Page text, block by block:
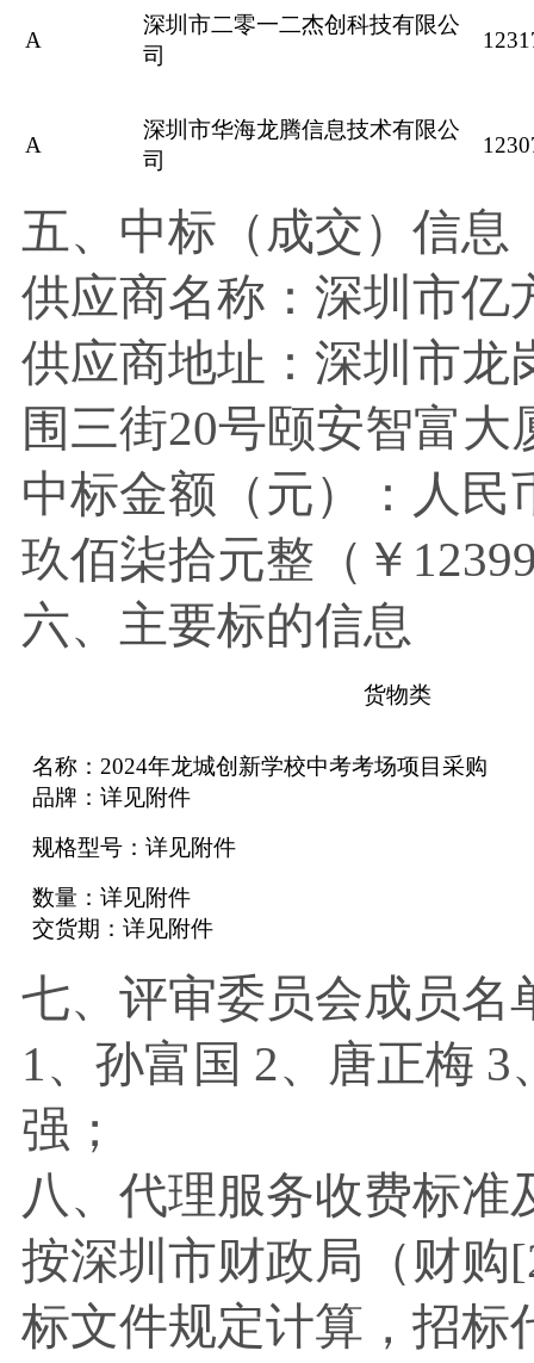
A
深圳市二零一二杰创科技有限公
司
A
深圳市华海龙腾信息技术有限公
司
五、中标（成交）信息
供应商名称： 深圳市亿
供应商地址： 深圳市龙
围三街20号颐安智富大
中标金额（元）：人民
玖佰柒拾元整 （￥
六、主要标的信息
货物类
名称： 2024年龙城创新学校中考考场项目采购
品牌：详见附件
规格型号：详见附件
数量：详见附件
交货期：详见附件
七、 评审委员会成员名
1、孙富国 2、唐正梅
强 ；
八、代理服务收费标准
按深圳市财政局（财购
标文件规定计算，招标